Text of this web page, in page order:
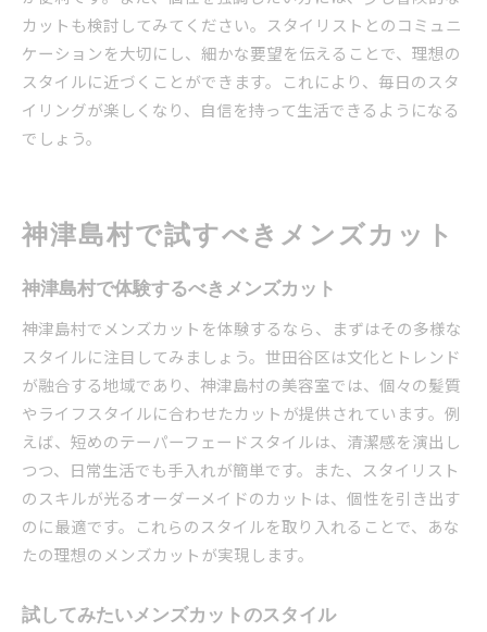
カットも検討してみてください。スタイリストとのコミュニ
ケーションを大切にし、細かな要望を伝えることで、理想の
スタイルに近づくことができます。これにより、毎日のスタ
イリングが楽しくなり、自信を持って生活できるようになる
でしょう。
神津島村で試すべきメンズカット
神津島村で体験するべきメンズカット
神津島村でメンズカットを体験するなら、まずはその多様な
スタイルに注目してみましょう。世田谷区は文化とトレンド
が融合する地域であり、神津島村の美容室では、個々の髪質
やライフスタイルに合わせたカットが提供されています。例
えば、短めのテーパーフェードスタイルは、清潔感を演出し
つつ、日常生活でも手入れが簡単です。また、スタイリスト
のスキルが光るオーダーメイドのカットは、個性を引き出す
のに最適です。これらのスタイルを取り入れることで、あな
たの理想のメンズカットが実現します。
試してみたいメンズカットのスタイル